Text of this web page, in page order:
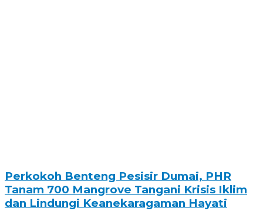
Perkokoh Benteng Pesisir Dumai, PHR
Tanam 700 Mangrove Tangani Krisis Iklim
dan Lindungi Keanekaragaman Hayati